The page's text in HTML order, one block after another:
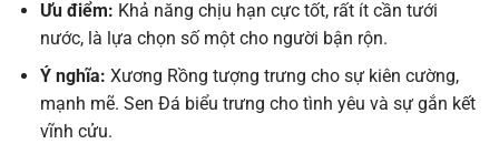
Ưu điểm: Khả năng chịu hạn cực tốt, rất ít cần tưới
nước, là lựa chọn số một cho người bận rộn.
Ý nghĩa: Xương Rồng tượng trưng cho sự kiên cường,
mạnh mẽ. Sen Đá biểu trưng cho tình yêu và sự gắn kết
vĩnh cửu.